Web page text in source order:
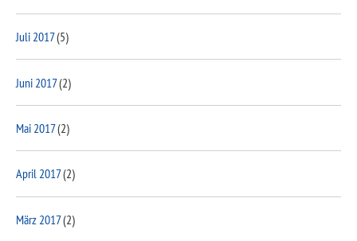
Juli 2017(5)
Juni 2017(2)
Mai 2017(2)
April 2017(2)
März 2017(2)